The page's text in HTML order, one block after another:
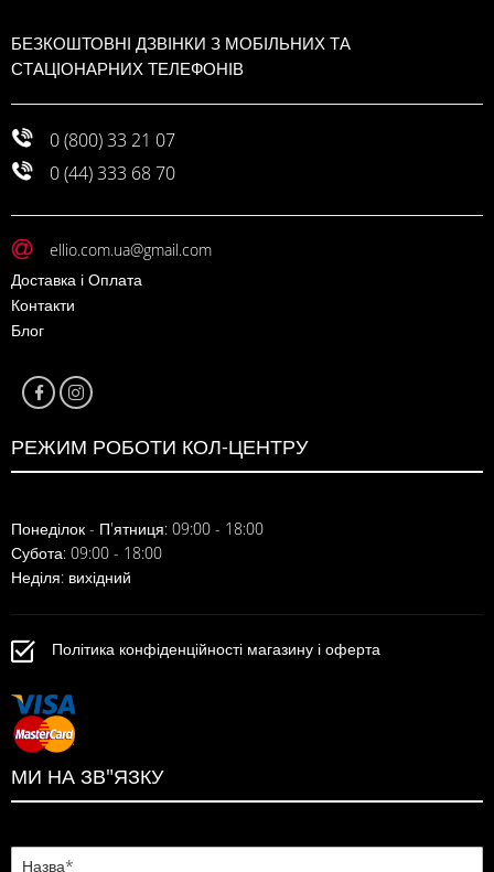
БЕЗКОШТОВНІ ДЗВІНКИ З МОБІЛЬНИХ ТА
СТАЦІОНАРНИХ ТЕЛЕФОНІВ
0 (800) 33 21 07
0 (44) 333 68 70
ellio.com.ua@gmail.com
Доставка і Оплата
Контакти
Блог
РЕЖИМ РОБОТИ КОЛ-ЦЕНТРУ
Понеділок - П'ятниця: 09:00 - 18:00
Субота: 09:00 - 18:00
Неділя: вихідний
Політика конфіденційності магазину і оферта
МИ НА ЗВ"ЯЗКУ